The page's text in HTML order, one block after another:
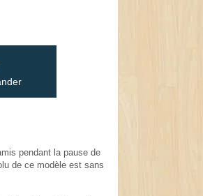
pendant la pause de
de ce modèle est sans